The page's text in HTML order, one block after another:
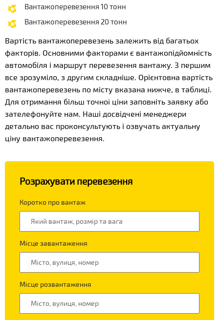
Вантажоперевезення 10 тонн
Вантажоперевезення 20 тонн
Вартість вантажоперевезень залежить від багатьох
факторів. Основними факторами є вантажопідйомність
автомобіля і маршрут перевезення вантажу. З першим
все зрозуміло, з другим складніше. Орієнтовна вартість
вантажоперевезень по місту вказана нижче, в таблиці.
Для отримання більш точної ціни заповніть заявку або
зателефонуйте нам. Наші досвідчені менеджери
детально вас проконсультують і озвучать актуальну
ціну вантажоперевезення.
Розрахувати перевезення
Коротко про вантаж
Місце завантаження
Місце розвантаження